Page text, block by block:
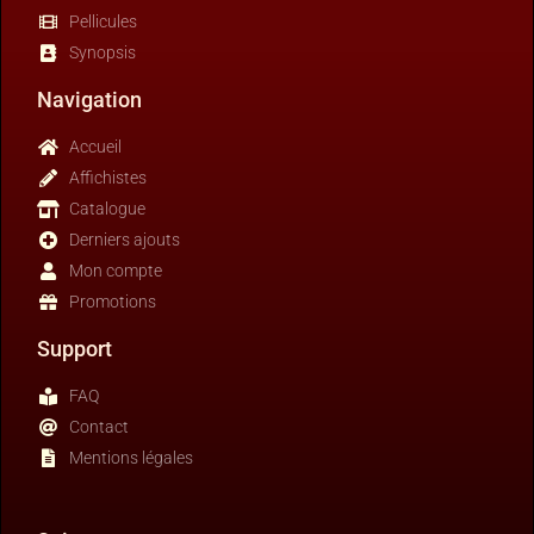
Pellicules
Synopsis
Navigation
Accueil
Affichistes
Catalogue
Derniers ajouts
Mon compte
Promotions
Support
FAQ
Contact
Mentions légales